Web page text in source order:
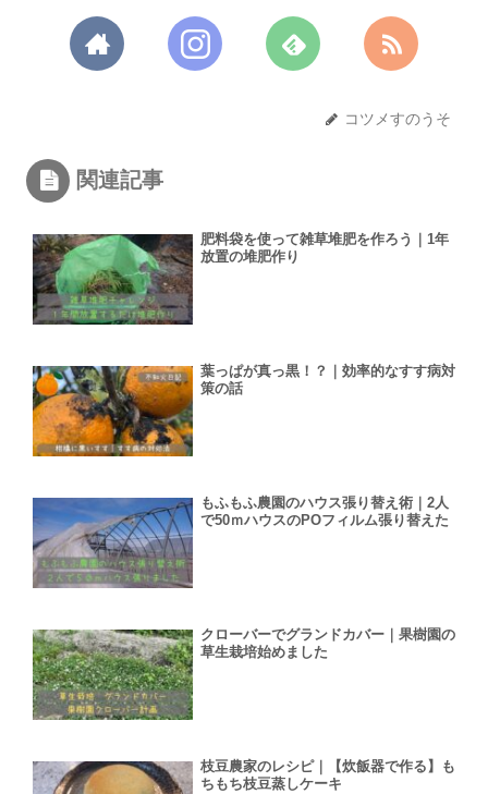
コツメすのうそ
関連記事
肥料袋を使って雑草堆肥を作ろう｜1年
放置の堆肥作り
葉っぱが真っ黒！？｜効率的なすす病対
策の話
もふもふ農園のハウス張り替え術｜2人
で50ｍハウスのPOフィルム張り替えた
クローバーでグランドカバー｜果樹園の
草生栽培始めました
枝豆農家のレシピ｜【炊飯器で作る】も
ちもち枝豆蒸しケーキ